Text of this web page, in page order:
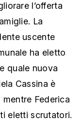
l’offerta
La
uscente
ha eletto
quale nuova
Cassina è
Federica
eletti scrutatori.